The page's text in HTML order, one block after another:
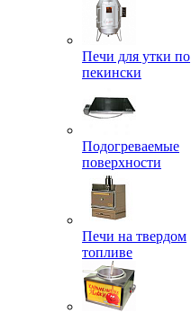
Печи для утки по
пекински
Подогреваемые
поверхности
Печи на твердом
топливе